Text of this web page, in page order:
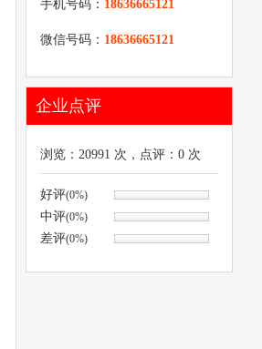
手机号码： 18636665121
微信号码： 18636665121
企业点评
浏览： 20991 次，点评： 0 次
好评(0%)
中评(0%)
差评(0%)